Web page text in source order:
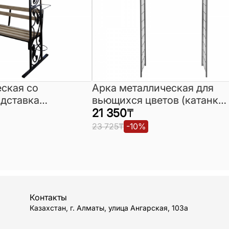
со
Арка металлическая для
вьющихся цветов (катанка)
крашенная
21 350₸
23 725₸ -10%
Контакты
Казахстан, г. Алматы, улица Ангарская, 103а